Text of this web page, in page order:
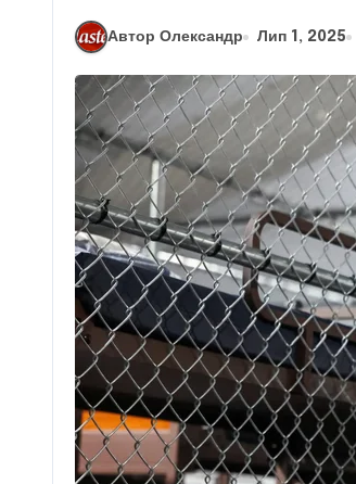
Автор Олександр Лип 1, 2025